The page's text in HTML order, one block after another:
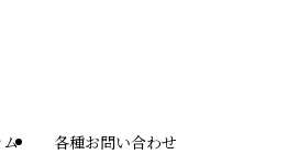
各種お問い合わせ